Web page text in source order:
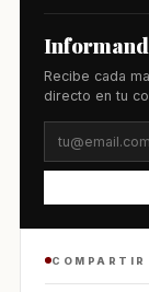
Recibe cada
directo en tu
COMPARTIR